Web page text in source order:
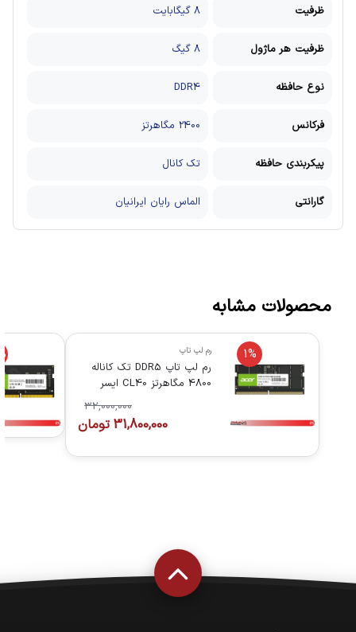
ظرفیت 8 گیگابایت
ظرفيت هر ماژول 8 گیگ
نوع حافظه DDR4
فرکانس 2400 مگاهرتز
پیکربندی حافظه تک کانال
گارانتی الماس رایان ایرانیان
محصولات مشابه
1% رم لپ تاپ
رم لپ تاپ DDR5 تک کاناله
4800 مگاهرتز CL40 ایسر
32,000,000
31,800,000 تومان